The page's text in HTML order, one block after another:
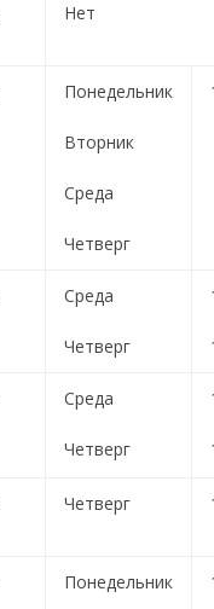
Нет
Понедельник
Вторник
Среда
Четверг
Среда
Четверг
Среда
Четверг
Четверг
Понедельник